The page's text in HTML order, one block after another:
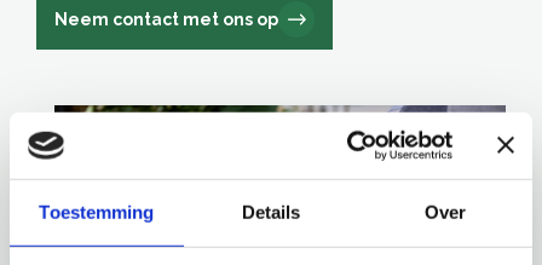
Toestemming Details Over
Neem contact met ons op